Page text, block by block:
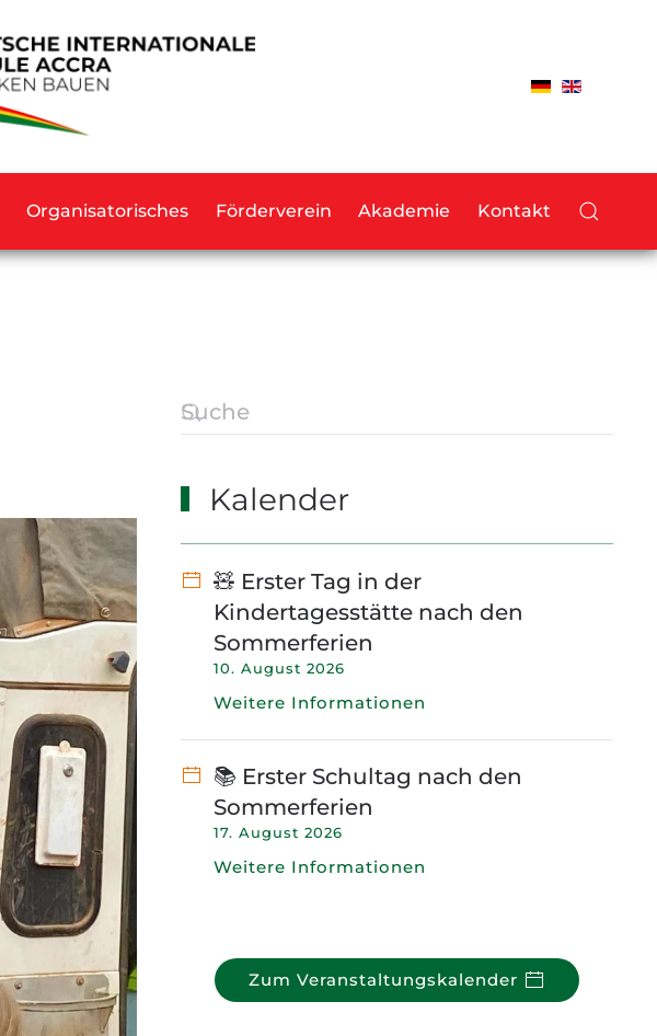
Organisatorisches Förderverein Akademie Kontakt
Kalender
🧸 Erster Tag in der
Kindertagesstätte nach den
Sommerferien
10. August 2026
Weitere Informationen
📚 Erster Schultag nach den
Sommerferien
17. August 2026
Weitere Informationen
Zum Veranstaltungskalender